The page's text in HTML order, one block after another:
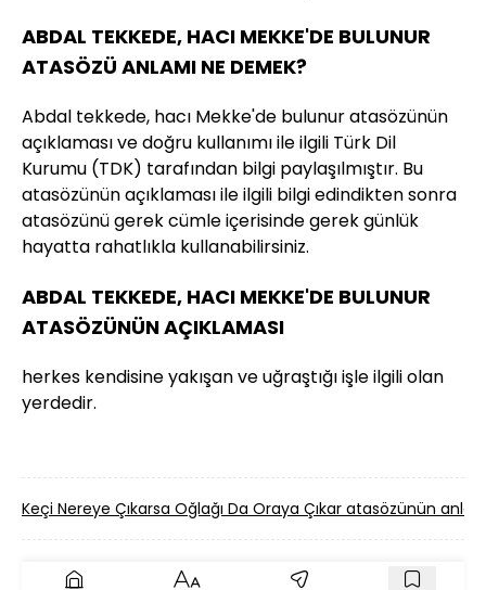
ABDAL TEKKEDE, HACI MEKKE'DE BULUNUR
ATASÖZÜ ANLAMI NE DEMEK?
Abdal tekkede, hacı Mekke'de bulunur atasözünün
açıklaması ve doğru kullanımı ile ilgili Türk Dil
Kurumu (TDK) tarafından bilgi paylaşılmıştır. Bu
atasözünün açıklaması ile ilgili bilgi edindikten sonra
atasözünü gerek cümle içerisinde gerek günlük
hayatta rahatlıkla kullanabilirsiniz.
ABDAL TEKKEDE, HACI MEKKE'DE BULUNUR
ATASÖZÜNÜN AÇIKLAMASI
herkes kendisine yakışan ve uğraştığı işle ilgili olan
yerdedir.
Keçi Nereye Çıkarsa Oğlağı Da Oraya Çıkar atasözünün